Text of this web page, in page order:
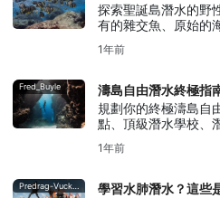
探索聖誕島潛水的
有的雜交魚、原始的
1年前
Fred_Buyle
濤島自由潛水終極指
規劃你的終極濤島自
點、頂級潛水學校、
1年前
Predrag-Vuckovic
學習水肺潛水？這些